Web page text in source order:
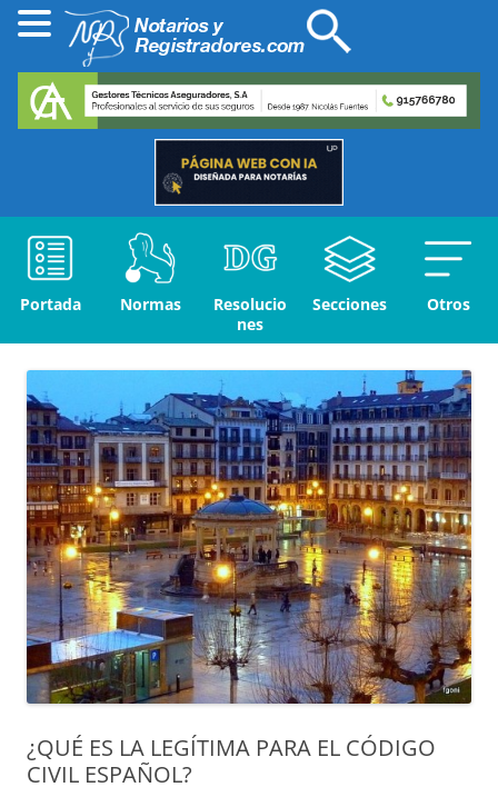
Portada Normas
Resolucio
nes
Secciones Otros
¿QUÉ ES LA LEGÍTIMA PARA EL CÓDIGO
CIVIL ESPAÑOL?